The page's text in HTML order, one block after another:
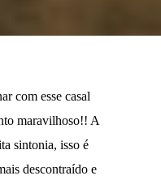
com esse casal
maravilhoso!! A
sintonia, isso é
descontraído e